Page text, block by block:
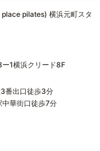
pilates) 横浜元町スタ
1横浜クリード8F
番出口徒歩3分
中華街口徒歩7分